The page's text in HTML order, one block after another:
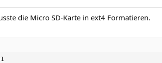
die Micro SD-Karte in ext4 Formatieren.